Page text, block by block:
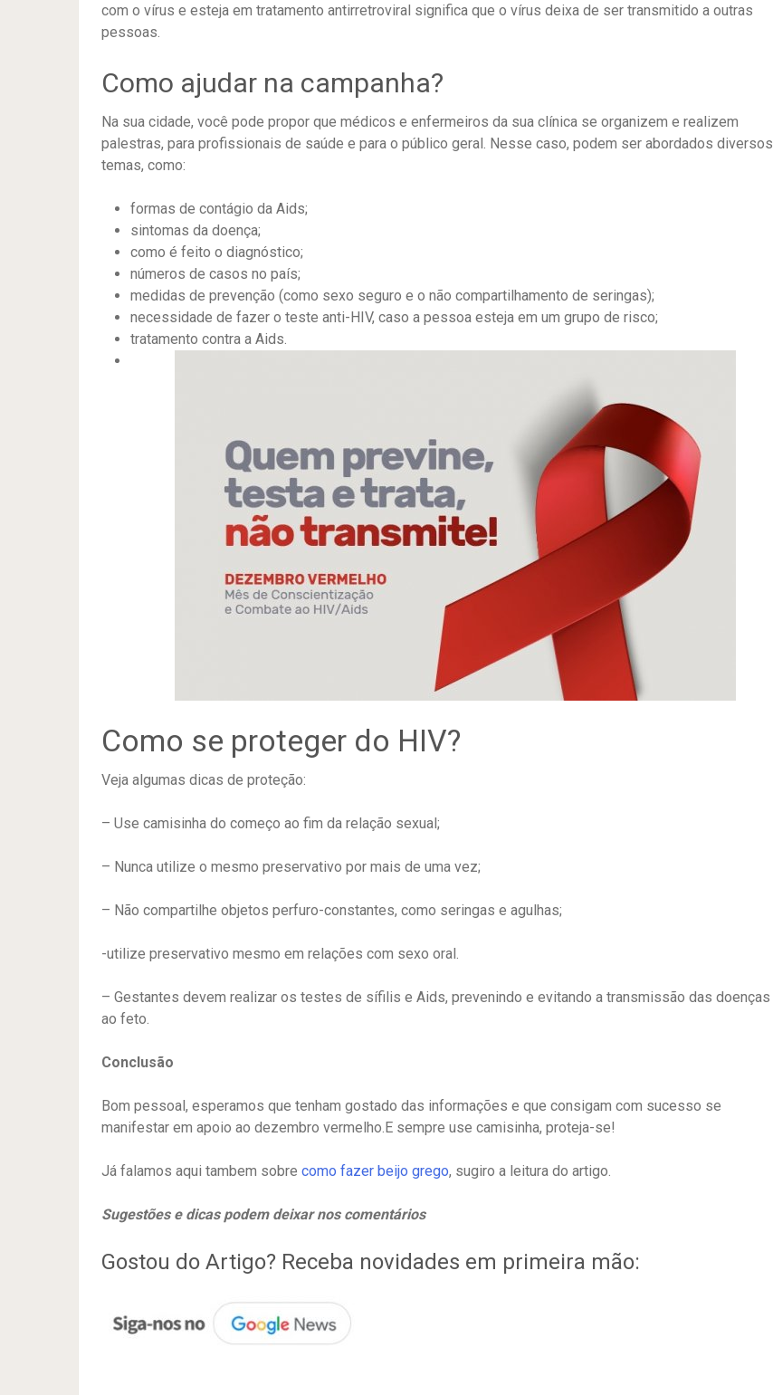
com o vírus e esteja em tratamento antirretroviral significa que o vírus deixa de ser transmitido a outras
pessoas.
Como ajudar na campanha?
Na sua cidade, você pode propor que médicos e enfermeiros da sua clínica se organizem e realizem
palestras, para profissionais de saúde e para o público geral. Nesse caso, podem ser abordados diversos
temas, como:
formas de contágio da Aids;
sintomas da doença;
como é feito o diagnóstico;
números de casos no país;
medidas de prevenção (como sexo seguro e o não compartilhamento de seringas);
necessidade de fazer o teste anti-HIV, caso a pessoa esteja em um grupo de risco;
tratamento contra a Aids.
Como se proteger do HIV?
Veja algumas dicas de proteção:
– Use camisinha do começo ao fim da relação sexual;
– Nunca utilize o mesmo preservativo por mais de uma vez;
– Não compartilhe objetos perfuro-constantes, como seringas e agulhas;
-utilize preservativo mesmo em relações com sexo oral.
– Gestantes devem realizar os testes de sífilis e Aids, prevenindo e evitando a transmissão das doenças
ao feto.
Conclusão
Bom pessoal, esperamos que tenham gostado das informações e que consigam com sucesso se
manifestar em apoio ao dezembro vermelho.E sempre use camisinha, proteja-se!
Já falamos aqui tambem sobre como fazer beijo grego, sugiro a leitura do artigo.
Sugestões e dicas podem deixar nos comentários
Gostou do Artigo? Receba novidades em primeira mão: